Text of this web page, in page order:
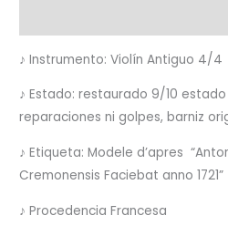
♪ Instrumento: Violín Antiguo 4/4
♪ Estado: restaurado 9/10
reparaciones ni golpes, barniz
♪ Etiqueta: Modele d’apres
Cremonensis Faciebat anno 1721”
♪ Procedencia Francesa